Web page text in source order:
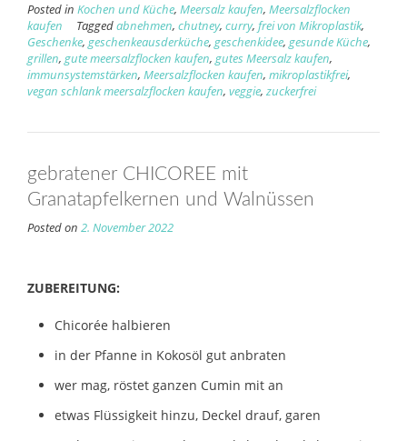
Posted in Kochen und Küche, Meersalz kaufen, Meersalzflocken
kaufen
Taggedabnehmen, chutney, curry, frei von Mikroplastik,
Geschenke, geschenkeausderküche, geschenkidee, gesunde Küche,
grillen, gute meersalzflocken kaufen, gutes Meersalz kaufen,
immunsystemstärken, Meersalzflocken kaufen, mikroplastikfrei,
vegan schlank meersalzflocken kaufen, veggie, zuckerfrei
gebratener CHICOREE mit
Granatapfelkernen und Walnüssen
Posted on 2. November 2022
ZUBEREITUNG:
Chicorée halbieren
in der Pfanne in Kokosöl gut anbraten
wer mag, röstet ganzen Cumin mit an
etwas Flüssigkeit hinzu, Deckel drauf, garen